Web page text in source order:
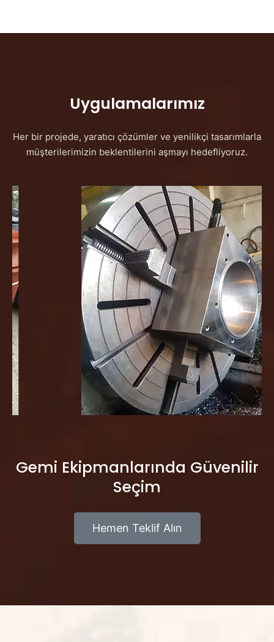
Uygulamalarımız
Her bir projede, yaratıcı çözümler ve yenilikçi tasarımlarla
müşterilerimizin beklentilerini aşmayı hedefliyoruz.
Gemi Ekipmanlarında Güvenilir
Seçim
Hemen Teklif Alın